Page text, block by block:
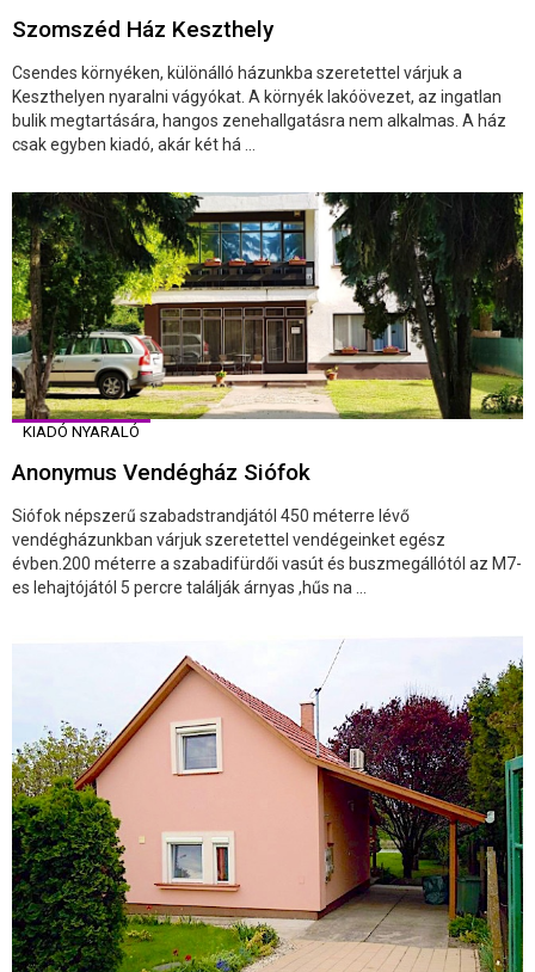
Szomszéd Ház Keszthely
Csendes környéken, különálló házunkba szeretettel várjuk a
Keszthelyen nyaralni vágyókat. A környék lakóövezet, az ingatlan
bulik megtartására, hangos zenehallgatásra nem alkalmas. A ház
csak egyben kiadó, akár két há ...
KIADÓ NYARALÓ
Anonymus Vendégház Siófok
Siófok népszerű szabadstrandjától 450 méterre lévő
vendégházunkban várjuk szeretettel vendégeinket egész
évben.200 méterre a szabadifürdői vasút és buszmegállótól az M7-
es lehajtójától 5 percre találják árnyas ,hűs na ...